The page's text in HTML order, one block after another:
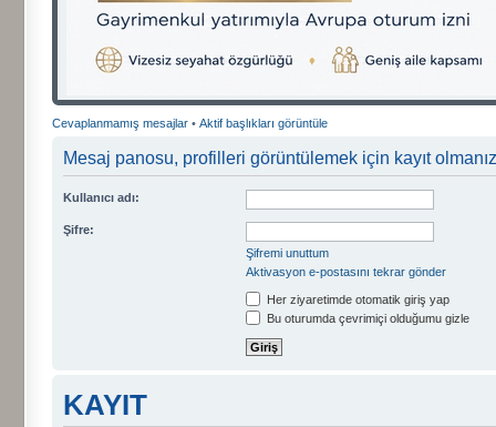
Cevaplanmamış mesajlar • Aktif başlıkları görüntüle
Mesaj panosu, profilleri görüntülemek için kayıt
Kullanıcı adı:
Şifre:
Şifremi unuttum
Aktivasyon e-postasını tekrar gönder
Her ziyaretimde otomatik giriş yap
Bu oturumda çevrimiçi olduğumu gizle
KAYIT